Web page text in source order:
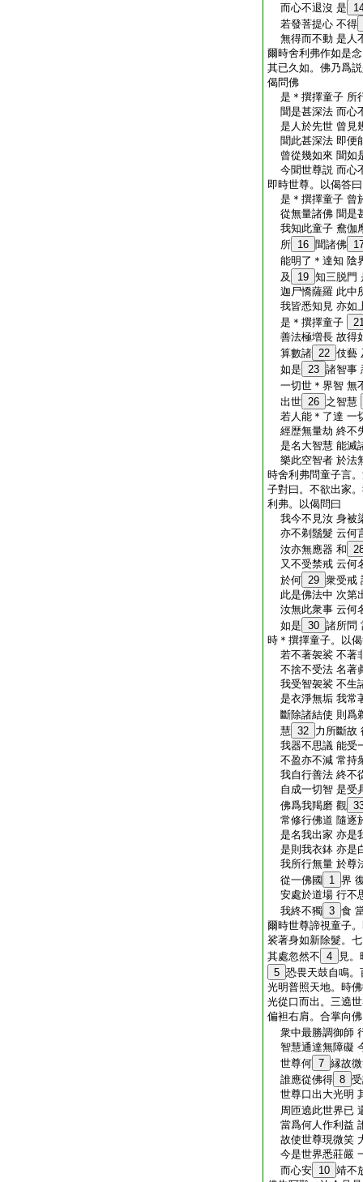
而心不退沒 是
若發菩提心 不得
無得而不動 是人
爾時舍利弗作如是
其已久如。佛乃爲
偈問佛
是＊撰擇童子 所
聞是甚深法 而心
是人於先世 曾見
聞此甚深法 即便
曾從幾如來 聞如
今聞世尊説 而心
即時世尊。以偈答曰
是＊撰擇童子 曾
從無量諸佛 聞是
我知此童子 鴦伽
所 16 聞諸佛
能明了＊達知 陰
及
19 知三脱門
迦尸憍薩羅 此中
我皆悉知見 亦如
是＊撰擇童子
善法極増長 故得
算數諸 22 伎藝
如是 23 諸智事
一切世＊界智 無
出世 26 之智慧
若人能＊了達 一
經歴無量劫 終不
是名大智慧 能滅
樂此空智者 於法
時舍利弗問童子言
子對曰。不欲出家
利弗。以偈問曰
我今不見汝 身被
亦不剃鬚髮 云何
汝亦無應器 和
又不受禁戒 云何
於何 29 衆受戒
此是佛法中 次第
汝無此衆事 云何
如是 30 諸所問
時＊撰擇童子。以
若不著袈裟 不著
不捨不受法 名著
我受智袈裟 不生
是衣淨無垢 我常
斷除諸結使 則爲
慧 32 力所斷故
我器不思議 能受
不盈亦不減 常持
我自行善法 終不
自成一切智 是受
佛爲我羯磨 觀
常修行佛道 隨逐
是名我出家 亦是
是則我衣鉢 亦是
我所行無量 於尊
從一佛國
1 界
安處於道場 行不
我終不獨 3 食
爾時世尊諦視童子
裟著身如新除髮。
其處忽然不 4
見
5 恐畏天鼓自鳴
光明普照天地。時
光從口而出。三遶
偏袒右肩。合掌向
衆中最勝調御師
智慧通達無障礙
世尊何 7 縁故
誰應從佛得 8
世尊口出大光明
周匝遶此世界已
當爲何人作利益
故使世尊現微笑
今是世界悉莊嚴
而心安 10 靖不